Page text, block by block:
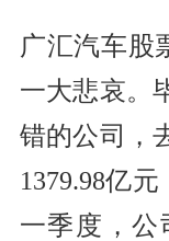
广汇汽车股
一大悲哀。
错的公司，
1379.98亿
一季度，公